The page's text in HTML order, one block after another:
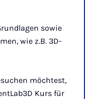
sowie
wie z.B. 3D-
möchtest,
Kurs für